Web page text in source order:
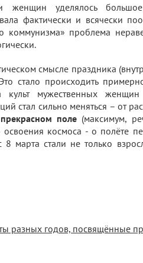
уделялось
фактически и всячески
коммунизма» проблема
смысле праздника
стало происходить
культ мужественных
стал сильно меняться – от
поле (максимум,
освоения космоса - о полёте
8 марта стали не только
разных годов, посвящённые